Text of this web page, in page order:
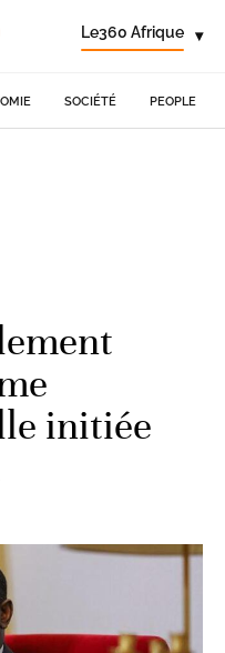
Le360 Afrique ▾
SOCIÉTÉ PEOPLE
initiée